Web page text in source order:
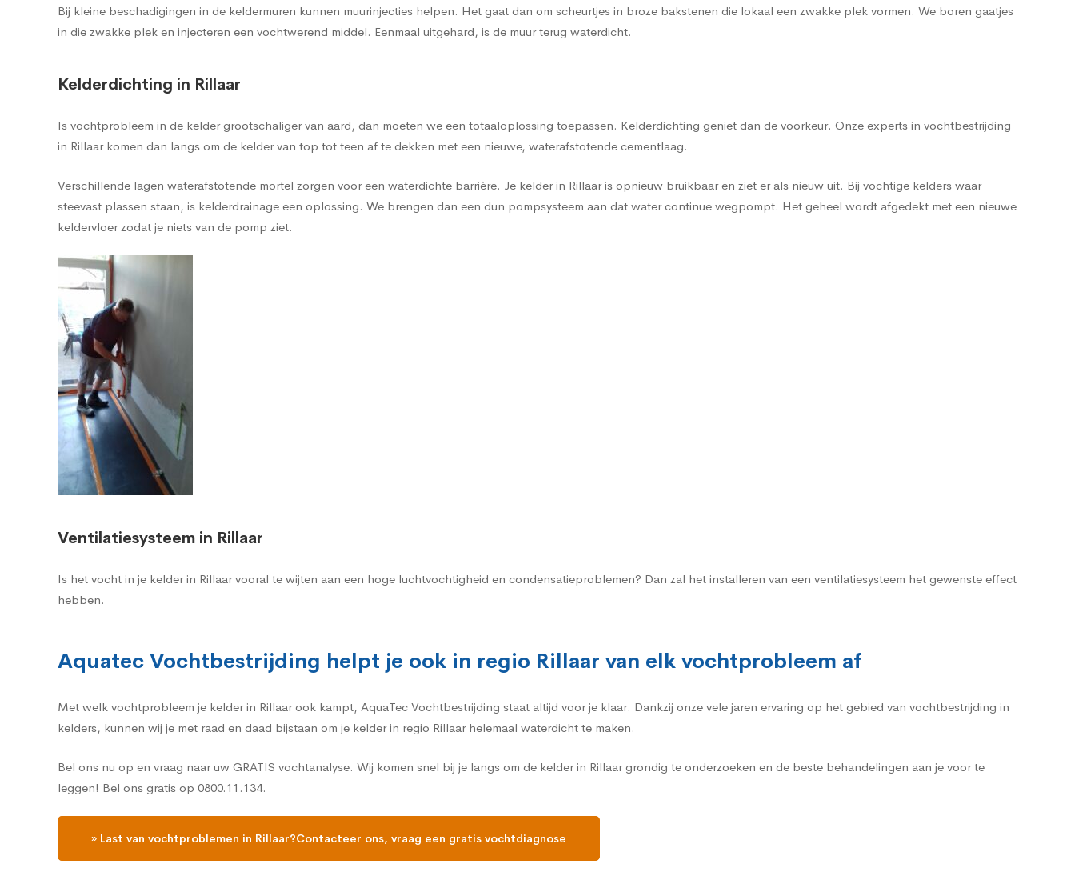
Bij kleine beschadigingen in de keldermuren kunnen muurinjecties helpen. Het gaat dan om scheurtjes in broze bakstenen die lokaal een zwakke plek vormen. We boren gaatjes
in die zwakke plek en injecteren een vochtwerend middel. Eenmaal uitgehard, is de muur terug waterdicht.
Kelderdichting in Rillaar
Is vochtprobleem in de kelder grootschaliger van aard, dan moeten we een totaaloplossing toepassen. Kelderdichting geniet dan de voorkeur. Onze experts in vochtbestrijding
in Rillaar komen dan langs om de kelder van top tot teen af te dekken met een nieuwe, waterafstotende cementlaag.
Verschillende lagen waterafstotende mortel zorgen voor een waterdichte barrière. Je kelder in Rillaar is opnieuw bruikbaar en ziet er als nieuw uit. Bij vochtige kelders waar
steevast plassen staan, is kelderdrainage een oplossing. We brengen dan een dun pompsysteem aan dat water continue wegpompt. Het geheel wordt afgedekt met een nieuwe
keldervloer zodat je niets van de pomp ziet.
Ventilatiesysteem in Rillaar
Is het vocht in je kelder in Rillaar vooral te wijten aan een hoge luchtvochtigheid en condensatieproblemen? Dan zal het installeren van een ventilatiesysteem het gewenste effect
hebben.
Aquatec Vochtbestrijding helpt je ook in regio Rillaar van elk vochtprobleem af
Met welk vochtprobleem je kelder in Rillaar ook kampt, AquaTec Vochtbestrijding staat altijd voor je klaar. Dankzij onze vele jaren ervaring op het gebied van vochtbestrijding in
kelders, kunnen wij je met raad en daad bijstaan om je kelder in regio Rillaar helemaal waterdicht te maken.
Bel ons nu op en vraag naar uw GRATIS vochtanalyse. Wij komen snel bij je langs om de kelder in Rillaar grondig te onderzoeken en de beste behandelingen aan je voor te
leggen! Bel ons gratis op 0800.11.134.
» Last van vochtproblemen in Rillaar?Contacteer ons, vraag een gratis vochtdiagnose